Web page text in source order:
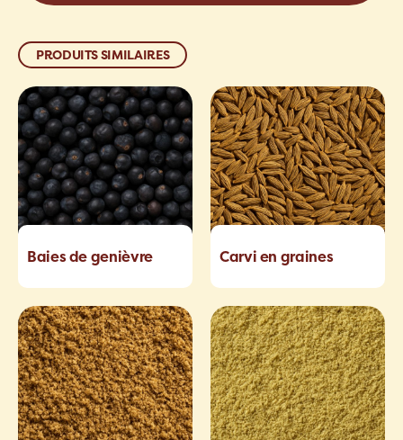
PRODUITS SIMILAIRES
Baies de genièvre Carvi en graines